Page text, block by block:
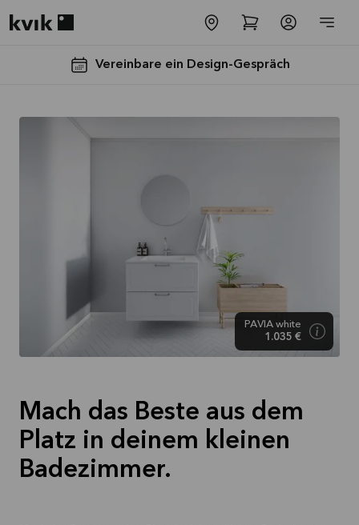
Vereinbare ein Design-Gespräch
Spare jetzt 40
% auf alle
Arbeitsplatten
und Spülen*
Angebot gültig bis
2026-08-31
Mehr
Mach das Beste aus dem
Platz in deinem kleinen
Badezimmer.
PAVIA white
1.035 €